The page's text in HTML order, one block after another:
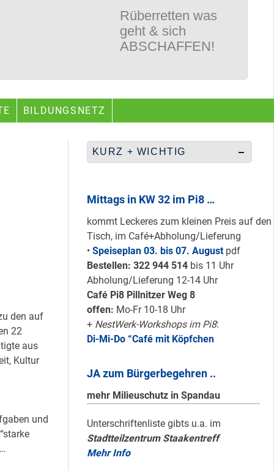
BILDUNGSNETZ
den auf
22
aus
Kultur
und
KURZ + WICHTIG
Mittags in KW 32 im Pi8 …
kommt Leckeres zum kleinen Preis auf den
Tisch, im Café+Abholung/Lieferung
• Speiseplan 03. bis 07. August pdf
Bestellen: 322 944 514bis 11 Uhr
Abholung/Lieferung 12-14 Uhr
Café Pi8 Pillnitzer Weg 8
offen: Mo-Fr 10-18 Uhr
+ NestWerk-Workshops im Pi8:
Di-Mi-Do “Café mit Köpfchen
JA zum Bürgerbegehren ..
mehr Milieuschutz in Spandau
Unterschriftenliste gibts u.a. im
Stadtteilzentrum Staakentreff
Mehr Info
Nur grüne & gelbe
Karten für den
2023-25 …
für Heerstraße
Nord …
Staaken: Immer
schön sauber
halten!
Neuer Look für’s
#Nachbarschaftmachen
“Redemobil” im
Kiez unterwegs …
Lokale Register-
Anlaufstelle in